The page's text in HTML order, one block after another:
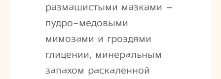
размашистыми мазками –
пудро-медовыми
мимозами и гроздями
глицении, минеральным
запахом раскаленной